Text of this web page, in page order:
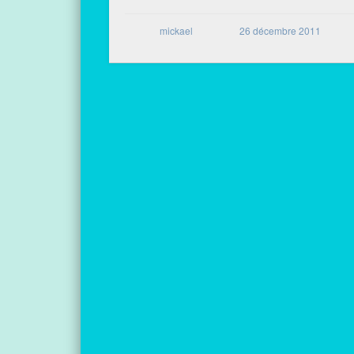
mickael 26 décembre 2011